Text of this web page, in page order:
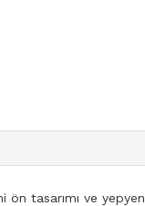
tasarımı ve